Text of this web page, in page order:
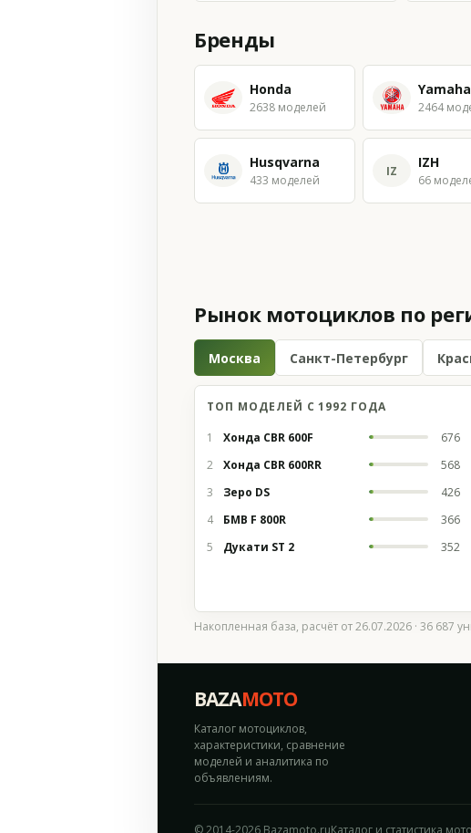
Бренды
Honda
2638 моделей
Yamaha
2464
Husqvarna
433 моделей
IZ IZH
66
Рынок мотоциклов по
Москва Санкт-Петербург
ТОП МОДЕЛЕЙ С 1992 ГОДА
1
Хонда CBR 600F
676
2
Хонда CBR 600RR
568
3
Зеро DS
426
4
БМВ F 800R
366
5
Дукати ST 2 352
Накопленная база, расчёт от 26.07.2026 · 36 687
BAZAMOTO
Каталог мотоциклов,
характеристики, сравнение
моделей и аналитика по
объявлениям.
© 2014-2026 Bazamoto.ruКаталог и статистика